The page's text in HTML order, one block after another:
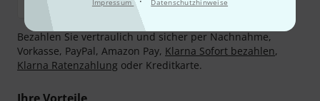
Impressum Datenschutzhinweise
Bezahlen Sie vertraulich und sicher per Nachnahme,
Vorkasse, PayPal, Amazon Pay, Klarna Sofort bezahlen,
Klarna Ratenzahlung oder Kreditkarte.